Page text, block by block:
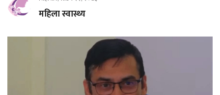
महिला स्वास्थ्य